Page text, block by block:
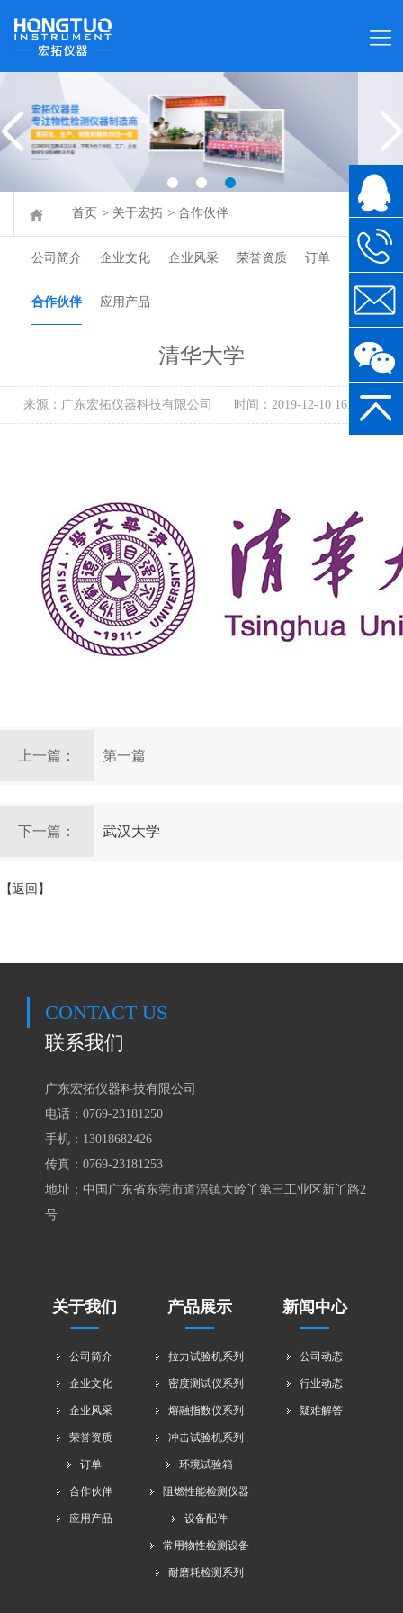
首页 > 关于宏拓 > 合作伙伴
公司简介 企业文化 企业风采 荣誉资质 订单
合作伙伴 应用产品
清华大学
来源：广东宏拓仪器科技有限公司 时间：2019-12-10 16:47:06
上一篇： 第一篇
下一篇： 武汉大学
【返回】
CONTACT US
联系我们
广东宏拓仪器科技有限公司
电话：0769-23181250
手机： 13018682426
传真：0769-23181253
地址：中国广东省东莞市道滘镇大岭丫第三工业区新丫路2
号
关于我们
公司简介
企业文化
企业风采
荣誉资质
订单
合作伙伴
应用产品
产品展示
拉力试验机系列
密度测试仪系列
熔融指数仪系列
冲击试验机系列
环境试验箱
阻燃性能检测仪器
设备配件
常用物性检测设备
耐磨耗检测系列
新闻中心
公司动态
行业动态
疑难解答